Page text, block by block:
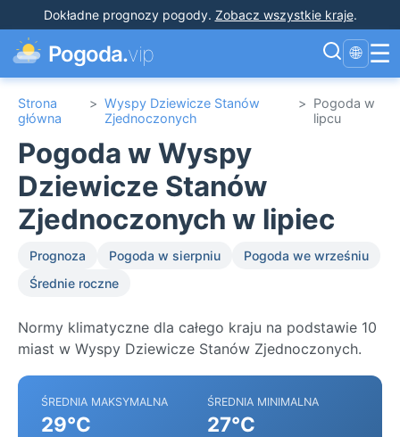
Dokładne prognozy pogody. Zobacz wszystkie kraje.
Pogoda.vip 🌐 ☰
Strona
główna
> Wyspy Dziewicze Stanów
Zjednoczonych
> Pogoda w
lipcu
Pogoda w Wyspy
Dziewicze Stanów
Zjednoczonych w lipiec
Prognoza Pogoda w sierpniu
Pogoda we wrześniu
Średnie roczne
Normy klimatyczne dla całego kraju na podstawie 10
miast w Wyspy Dziewicze Stanów Zjednoczonych.
ŚREDNIA MAKSYMALNA
29°C
ŚREDNIA MINIMALNA
27°C